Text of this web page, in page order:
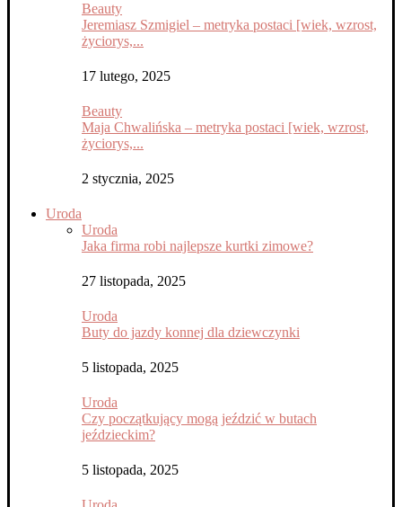
Beauty
Jeremiasz Szmigiel – metryka postaci [wiek, wzrost,
życiorys,...
17 lutego, 2025
Beauty
Maja Chwalińska – metryka postaci [wiek, wzrost,
życiorys,...
2 stycznia, 2025
Uroda
Uroda
Jaka firma robi najlepsze kurtki zimowe?
27 listopada, 2025
Uroda
Buty do jazdy konnej dla dziewczynki
5 listopada, 2025
Uroda
Czy początkujący mogą jeździć w butach
jeździeckim?
5 listopada, 2025